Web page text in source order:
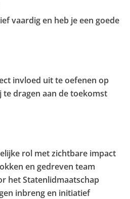
vaardig en heb je een goede
invloed uit te oefenen op
te dragen aan de toekomst
rol met zichtbare impact
en gedreven team
het Statenlidmaatschap
inbreng en initiatief